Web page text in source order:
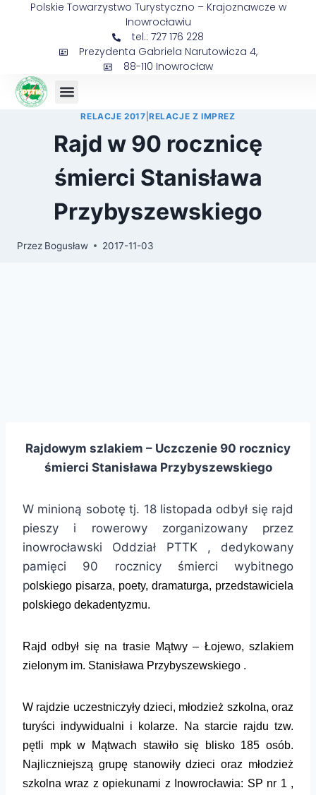
Polskie Towarzystwo Turystyczno – Krajoznawcze w
Inowrocławiu
tel.: 727 176 228
Prezydenta Gabriela Narutowicza 4,
88-110 Inowrocław
RELACJE 2017 |RELACJE Z IMPREZ
Rajd w 90 rocznicę
śmierci Stanisława
Przybyszewskiego
Przez Bogusław 2017-11-03
Rajdowym szlakiem – Uczczenie 90 rocznicy
śmierci Stanisława Przybyszewskiego
W minioną sobotę tj. 18 listopada odbył się rajd
pieszy i rowerowy zorganizowany przez
inowrocławski Oddział PTTK , dedykowany
pamięci 90 rocznicy śmierci wybitnego
polskiego pisarza, poety, dramaturga, przedstawiciel a
polskiego dekadentyzmu.
Rajd odbył się na trasie Mątwy – Łojewo, szlakiem
zielonym im. Stanisława Przybyszewskiego .
W rajdzie uczestniczyły dzieci, młodzież szkolna, oraz
turyści indywidualni i kolarze. Na starcie rajdu tzw.
pętli mpk w Mątwach stawiło się blisko 185 osób.
Najliczniejszą grupę stanowiły dzieci oraz młodzież
szkolna wraz z opiekunami z Inowrocławia: SP nr 1 ,